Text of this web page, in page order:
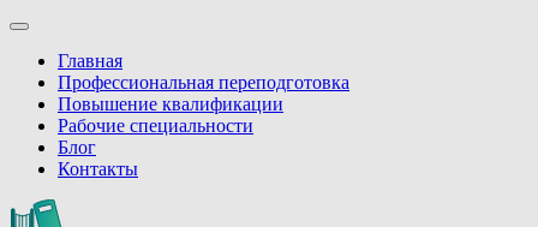
Главная
Профессиональная переподготовка
Повышение квалификации
Рабочие специальности
Блог
Контакты